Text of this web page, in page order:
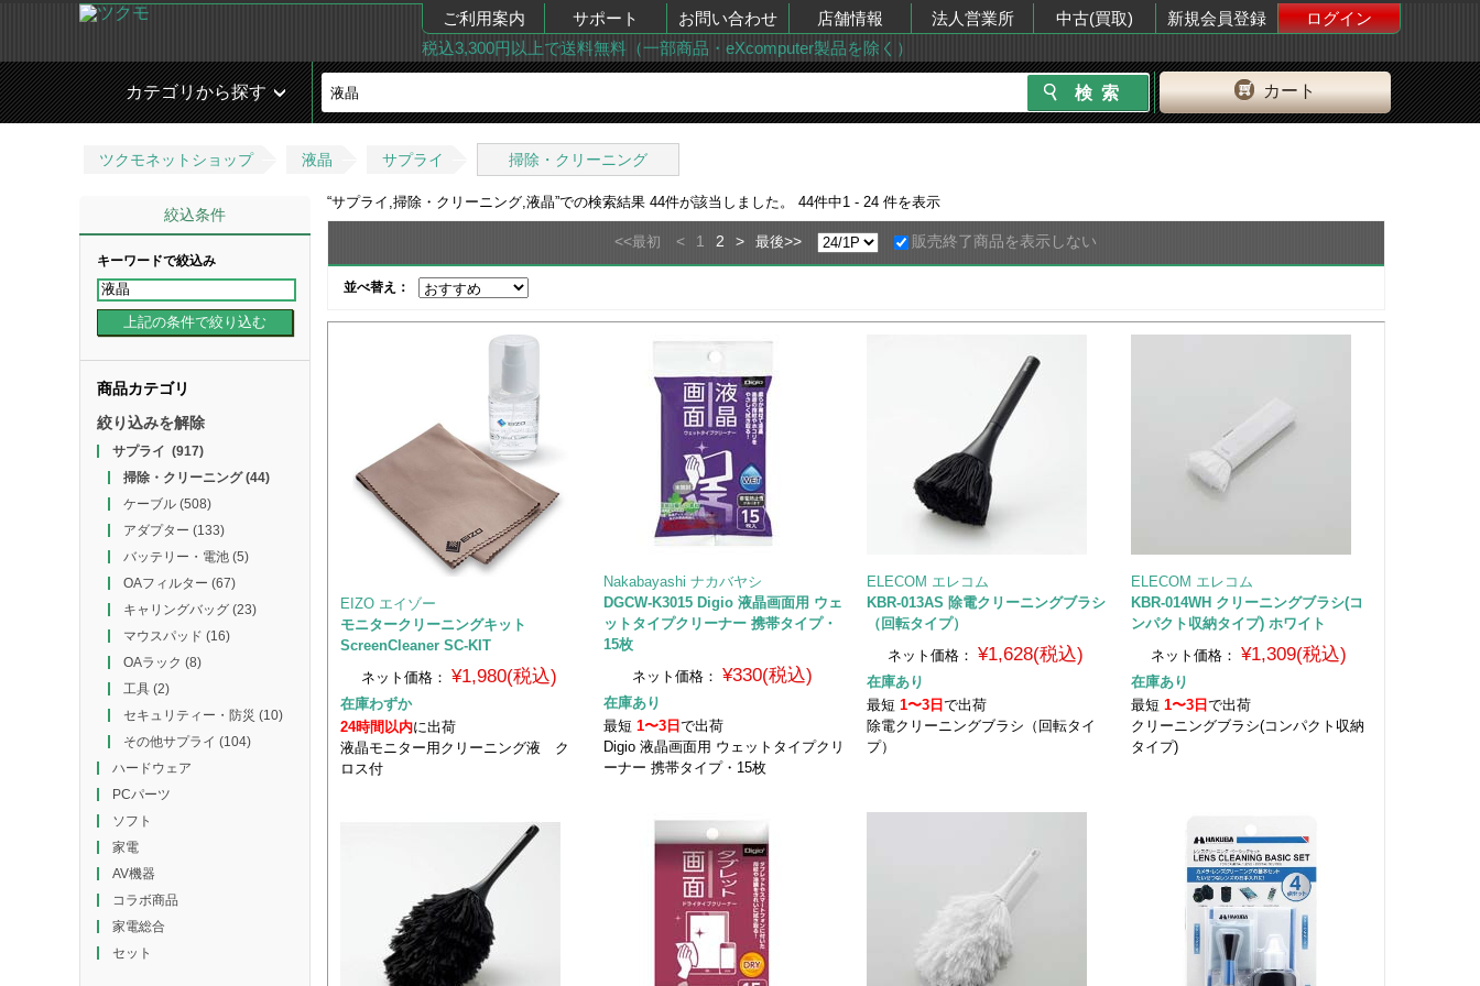
ご利用案内 サポート お問い合わせ 店舗情報 法人営業所 中古(買取) 新規会員登録
ログイン
税込3,300円以上で送料無料（一部商品・eXcomputer製品を除く）
カート
カテゴリから探す
ツクモネットショップ 液晶 サプライ 掃除・クリーニング
絞込条件
キーワードで絞込み
商品カテゴリ
絞り込みを解除
サプライ (917)
掃除・クリーニング(44)
ケーブル(508)
アダプター (133)
バッテリー・電池(5)
OAフィルター (67)
キャリングバッグ(23)
マウスパッド (16)
OAラック (8)
工具(2)
セキュリティー・防災 (10)
その他サプライ (104)
ハードウェア
PCパーツ
ソフト
家電
AV機器
コラボ商品
家電総合
セット
“サプライ,掃除・クリーニング,液晶”での検索結果 44件が該当しました。 44件中1 - 24 件を表示
<<最初 < 1 2 > 最後>> 販売終了商品を表示しない
並べ替え：
EIZO エイゾー
モニタークリーニングキット
ScreenCleaner SC-KIT
ネット価格： ¥1,980(税込)
在庫わずか
24時間以内に出荷
液晶モニター用クリーニング液 ク
ロス付
Nakabayashi ナカバヤシ
DGCW-K3015 Digio 液晶画面用 ウェ
ットタイプクリーナー 携帯タイプ・
15枚
ネット価格： ¥330(税込)
在庫あり
最短1〜3日で出荷
Digio 液晶画面用 ウェットタイプクリ
ーナー 携帯タイプ・15枚
ELECOM エレコム
KBR-013AS 除電クリーニングブラシ
（回転タイプ）
ネット価格：
¥1,628(税込)
在庫あり
最短1〜3日で出荷
除電クリーニングブラシ（回転タイ
プ）
ELECOM エレコム
KBR-014WH クリーニングブラシ(コ
ンパクト収納タイプ) ホワイト
ネット価格：
¥1,309(税込)
在庫あり
最短 1〜3日 で出荷
クリーニングブラシ(コンパクト収納
タイプ)